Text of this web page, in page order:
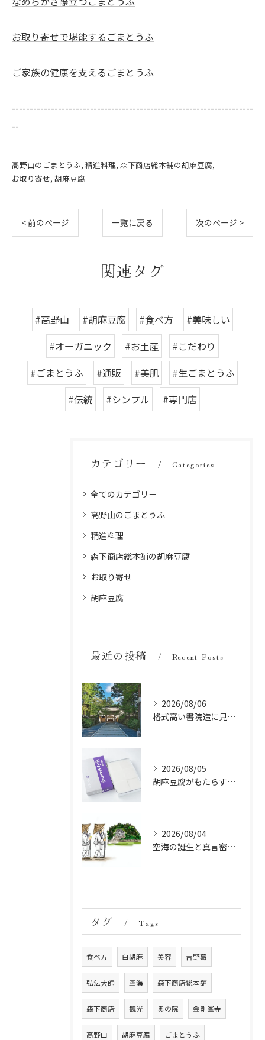
お取り寄せで堪能するごまとうふ
ご家族の健康を支えるごまとうふ
--------------------------------------------------------------------
--
高野山のごまとうふ 精進料理 森下商店総本舗の胡麻豆腐
お取り寄せ 胡麻豆腐
< 前のページ 一覧に戻る 次のページ >
関連タグ
#高野山 #胡麻豆腐 #食べ方
#美味しい
#オーガニック
#お土産
#こだわり
#ごまとうふ
#通販 #美肌
#生ごまとうふ
#伝統
#シンプル #専門店
カテゴリー Categories
全てのカテゴリー
高野山のごまとうふ
精進料理
森下商店総本舗の胡麻豆腐
お取り寄せ
胡麻豆腐
最近の投稿 Recent Posts
2026/08/06
格式高い書院造に見る金剛峯寺の中世から近世への変遷
2026/08/05
胡麻豆腐がもたらす美肌の秘密：ビタミンEと抗酸化成分の力
2026/08/04
空海の誕生と真言密教の始まり：お遍路伝説の起点
タグ Tags
食べ方 白胡麻 美容 吉野葛
弘法大師 空海 森下商店総本舗
森下商店 観光 奥の院 金剛峯寺
高野山 胡麻豆腐 ごまとうふ